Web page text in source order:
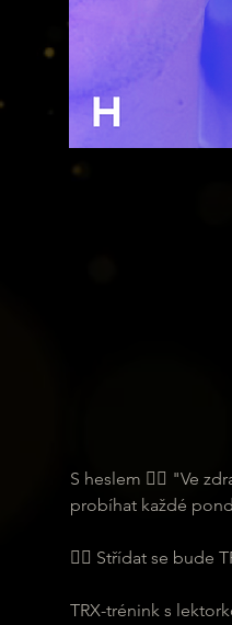
S heslem 🏋️‍♂️ "Ve
probíhat každé
🏋️‍♂️ Střídat se bude
TRX-trénink s